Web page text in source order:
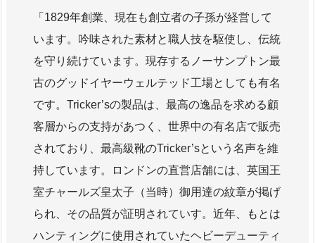
1829年創業、現在も創立者の子孫が経営して
います。吟味された素材と職人技を駆使し、伝統
を守り続けています。現存するノーサンプトン最
古のグッドイヤーウェルテッド工場としても有名
です。Tricker’sの製品は、最高の逸品を求める顧
客層からの支持があつく、世界中の有名店で販売
されており、最高級靴のTricker’sという名声を維
持しています。ロンドンの直営店舗には、英国王
室チャールズ皇太子（当時）御用達の紋章が掲げ
られ、その品質が証明されていす。近年、もとは
ハンティングに使用されていたヘビーデューティ